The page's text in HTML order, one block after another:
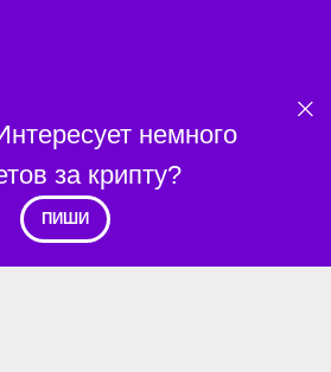
немного
за крипту?
ПИШИ